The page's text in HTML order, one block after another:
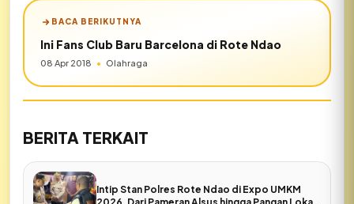
BACA BERIKUTNYA
Ini Fans Club Baru Barcelona di Rote Ndao
08 Apr 2018 • Olahraga
BERITA TERKAIT
Intip Stan Polres Rote Ndao di Expo UMKM
2026, Dari Pameran Alsus hingga Pangan Lokal